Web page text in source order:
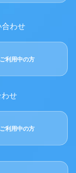
わせ
ご利用中の方
せ
ご利用中の方